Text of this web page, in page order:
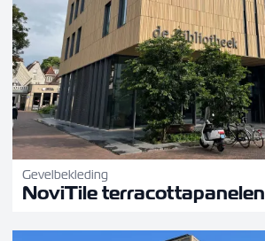
Gevelbekleding
NoviTile terracottapanelen